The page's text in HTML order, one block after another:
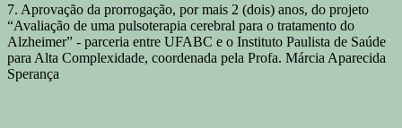
7. Aprovação da prorrogação, por mais 2 (dois) anos, do projeto
“Avaliação de uma pulsoterapia cerebral para o tratamento do
Alzheimer” - parceria entre UFABC e o Instituto Paulista de Saúde
para Alta Complexidade, coordenada pela Profa. Márcia Aparecida
Sperança